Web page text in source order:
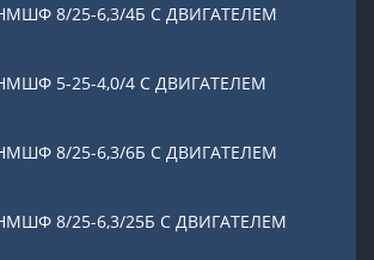
8/25-6,3/4Б С ДВИГАТЕЛЕМ
5-25-4,0/4 С ДВИГАТЕЛЕМ
8/25-6,3/6Б С ДВИГАТЕЛЕМ
8/25-6,3/25Б С ДВИГАТЕЛЕМ